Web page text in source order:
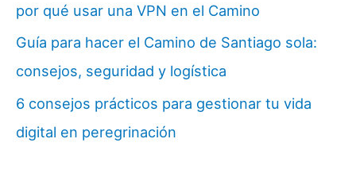
por qué usar una VPN en el Camino
Guía para hacer el Camino de Santiago sola:
consejos, seguridad y logística
6 consejos prácticos para gestionar tu vida
digital en peregrinación